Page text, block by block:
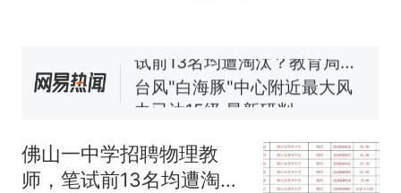
已叫停招聘，成立调查组全面
核查
台风"白海豚"中心附近最大风
力已达15级 最新研判
因老师一句“跟我回家”改写了
人生
佛山一中学招聘物理教
师，笔试前13名均遭淘